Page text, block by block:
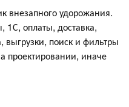
внезапного удорожания.
оплаты, доставка,
поиск и фильтры
проектировании, иначе